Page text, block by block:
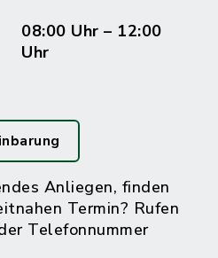
08:00 Uhr – 12:00
Uhr
Anliegen, finden
Termin? Rufen
Telefonnummer